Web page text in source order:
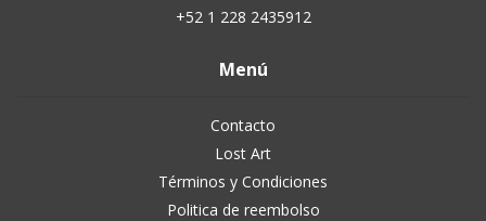
+52 1 228 2435912
Menú
Contacto
Lost Art
Términos y Condiciones
Politica de reembolso